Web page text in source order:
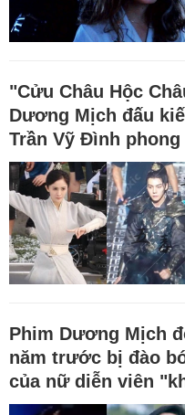
"Cửu Châu Hộc
Dương Mịch đấu
Trần Vỹ Đình
Phim Dương Mịch
năm trước bị đào
của nữ diễn viên